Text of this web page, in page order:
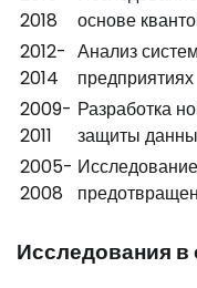
2018
основе
2012-
2014
Анализ
предприятиях
2009-
2011
Разработка
защиты
2005-
2008
Исследования в